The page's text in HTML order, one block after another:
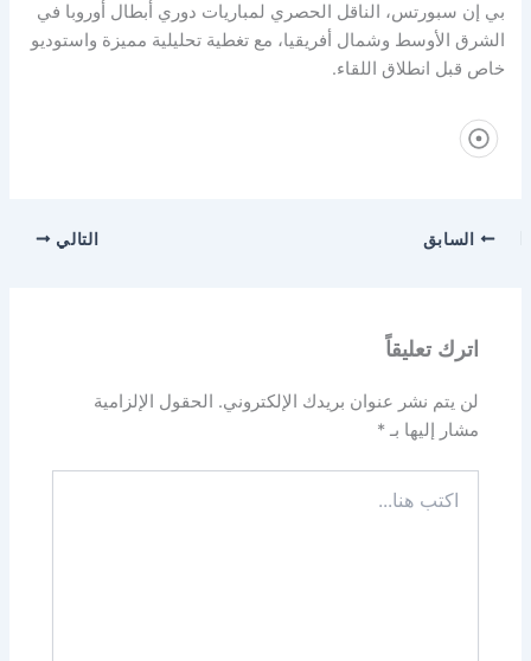
بي إن سبورتس، الناقل الحصري لمباريات دوري أبطال أوروبا في
الشرق الأوسط وشمال أفريقيا، مع تغطية تحليلية مميزة واستوديو
خاص قبل انطلاق اللقاء.
السابق التالي
اترك تعليقاً
لن يتم نشر عنوان بريدك الإلكتروني. الحقول الإلزامية
مشار إليها بـ*
هنا...